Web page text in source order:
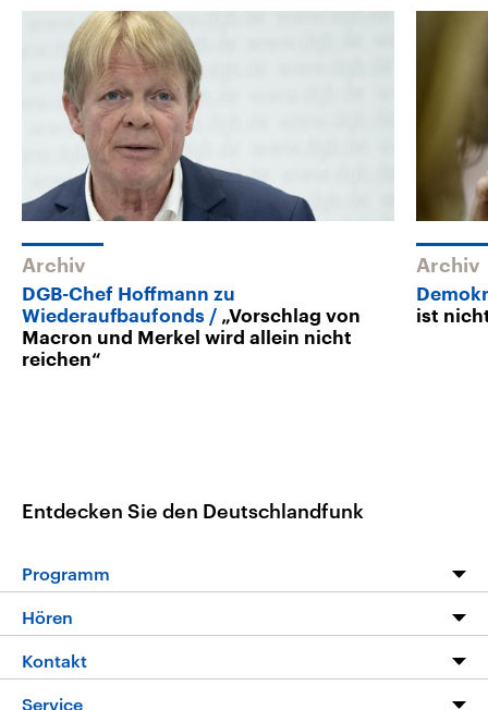
Archiv
DGB-Chef Hoffmann zu
Wiederaufbaufonds
„Vorschlag von
Macron und Merkel wird allein nicht
reichen“
Archiv
ist
Entdecken Sie den Deutschlandfunk
Programm
Programm
Die Nachrichten
Hören
Livestream
Kontakt
Hörerservice
Service